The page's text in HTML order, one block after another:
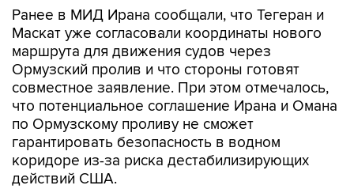
Ранее в МИД Ирана сообщали, что Тегеран и
Маскат уже согласовали координаты нового
маршрута для движения судов через
Ормузский пролив и что стороны готовят
совместное заявление. При этом отмечалось,
что потенциальное соглашение Ирана и Омана
по Ормузскому проливу не сможет
гарантировать безопасность в водном
коридоре из-за риска дестабилизирующих
действий США.